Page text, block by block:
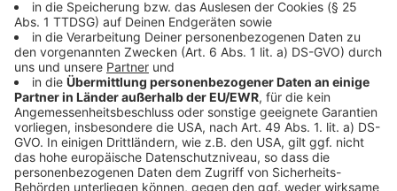
Aber den Prüfern fällt laut TÜV auf, dass die
Motivation bei den Prüflingen nicht mehr so hoch ist,
wie früher. Damals konnten es die meisten kaum
abwarten, endlich Autofahren zu können. Mittlerweile
sei beispielsweise ein neues Handy eher ein Must-
have. Laut TÜV Nord müssen auch deutlich mehr
Prüfungen kurzfristig abgesagt werden, weil
Fahrschüler beispielsweise die Prüfgebühr nicht